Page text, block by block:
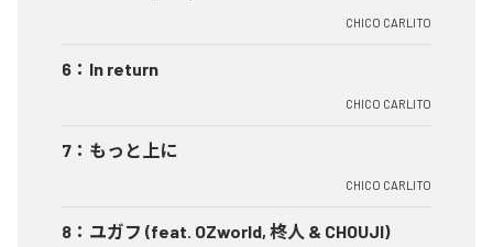
CHICO CARLITO
6 ： In return
CHICO CARLITO
7 ： もっと上に
CHICO CARLITO
8 ： ユガフ (feat. OZworld, 柊人 & CHOUJI)